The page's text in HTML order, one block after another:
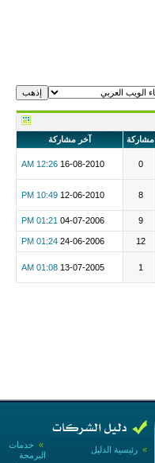
مشاركة آخر مشاركة
0
16-08-2010
12:26 AM
8
12-06-2010
10:49 PM
9
04-07-2006
01:21 PM
12
24-06-2006
01:24 PM
1
13-07-2005
01:08 AM
» خدمات
البرمجة
» رئيسية الدليل